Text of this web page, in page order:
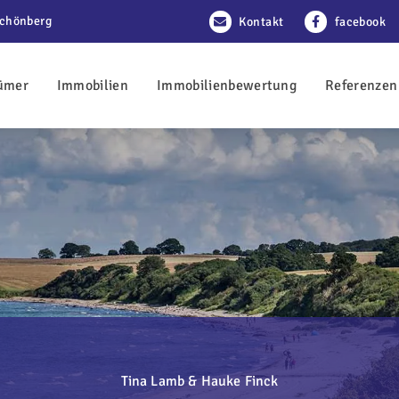
Kontakt facebook
Immobilien Immobilienbewertung Referenzen
Tina Lamb & Hauke Finck